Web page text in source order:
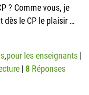
? Comme vous, je
dès le CP le plaisir …
,pour les enseignants|
| 8Réponses